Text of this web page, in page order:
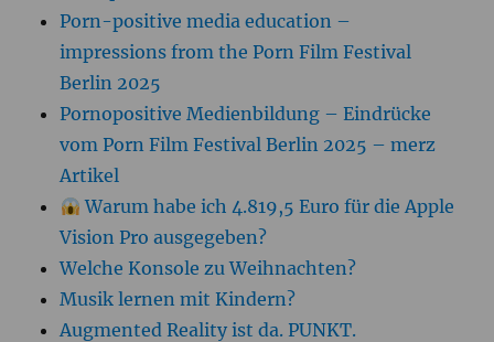
Porn-positive media education –
impressions from the Porn Film Festival
Berlin 2025
Pornopositive Medienbildung – Eindrücke
vom Porn Film Festival Berlin 2025 – merz
Artikel
Warum habe ich 4.819,5 Euro für die Apple
Vision Pro ausgegeben?
Welche Konsole zu Weihnachten?
Musik lernen mit Kindern?
Augmented Reality ist da. PUNKT.